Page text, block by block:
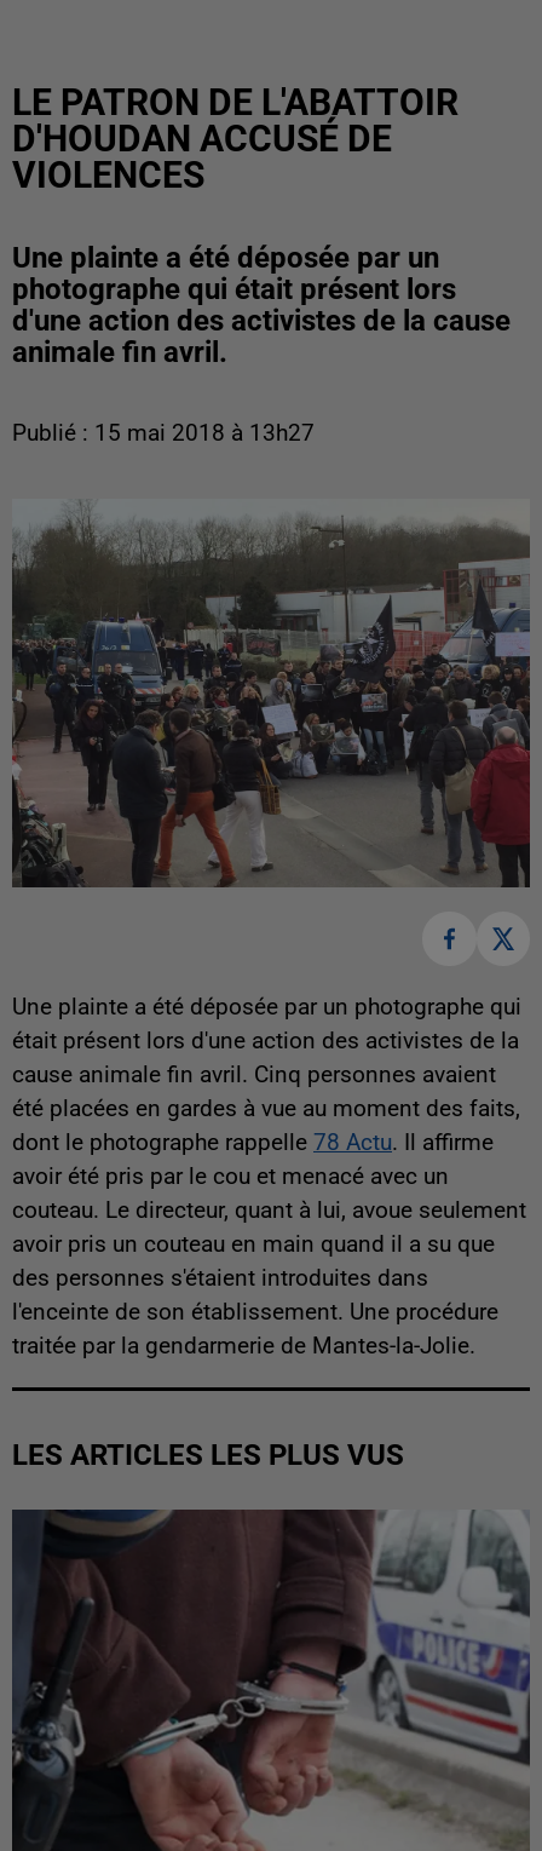
LE PATRON DE L'ABATTOIR
D'HOUDAN ACCUSÉ DE
VIOLENCES
Une plainte a été déposée par un
photographe qui était présent lors
d'une action des activistes de la cause
animale fin avril.
Publié : 15 mai 2018 à 13h27
Une plainte a été déposée par un photographe qui
était présent lors d'une action des activistes de la
cause animale fin avril. Cinq personnes avaient
été placées en gardes à vue au moment des faits,
dont le photographe rappelle 78 Actu. Il affirme
avoir été pris par le cou et menacé avec un
couteau. Le directeur, quant à lui, avoue seulement
avoir pris un couteau en main quand il a su que
des personnes s'étaient introduites dans
l'enceinte de son établissement. Une procédure
traitée par la gendarmerie de Mantes-la-Jolie.
LES ARTICLES LES PLUS VUS